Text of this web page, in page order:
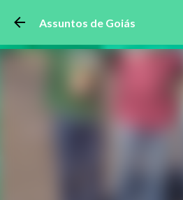
Pular para o
Assuntos de Goiás